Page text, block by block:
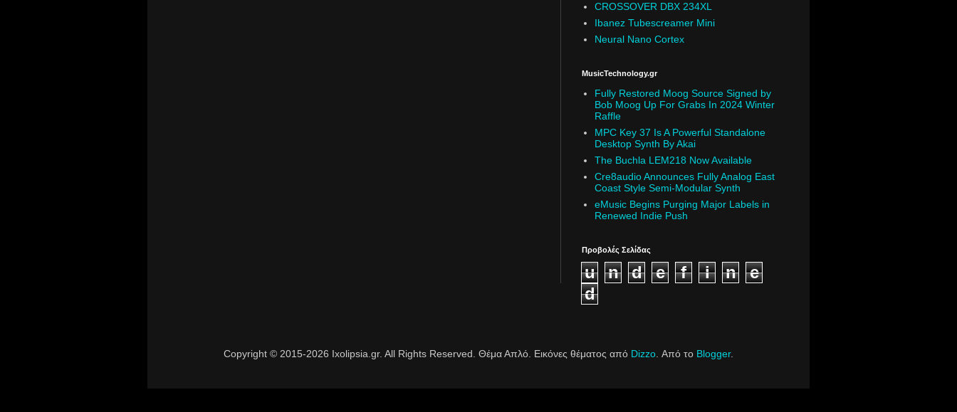
CROSSOVER DBX 234XL
Ibanez Tubescreamer Mini
Neural Nano Cortex
MusicTechnology.gr
Fully Restored Moog Source Signed by
Bob Moog Up For Grabs In 2024 Winter
Raffle
MPC Key 37 Is A Powerful Standalone
Desktop Synth By Akai
The Buchla LEM218 Now Available
Cre8audio Announces Fully Analog East
Coast Style Semi-Modular Synth
eMusic Begins Purging Major Labels in
Renewed Indie Push
Προβολές Σελίδας
u n d e f i n
e
d
Copyright © 2015-2026 Ixolipsia.gr. All Rights Reserved. Θέμα Απλό. Εικόνες θέματος από Dizzo . Από το Blogger.